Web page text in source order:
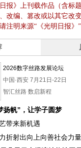
报》上刊载作品（含标
改编、篡改或以其它改
注明来源“《光明日报》”